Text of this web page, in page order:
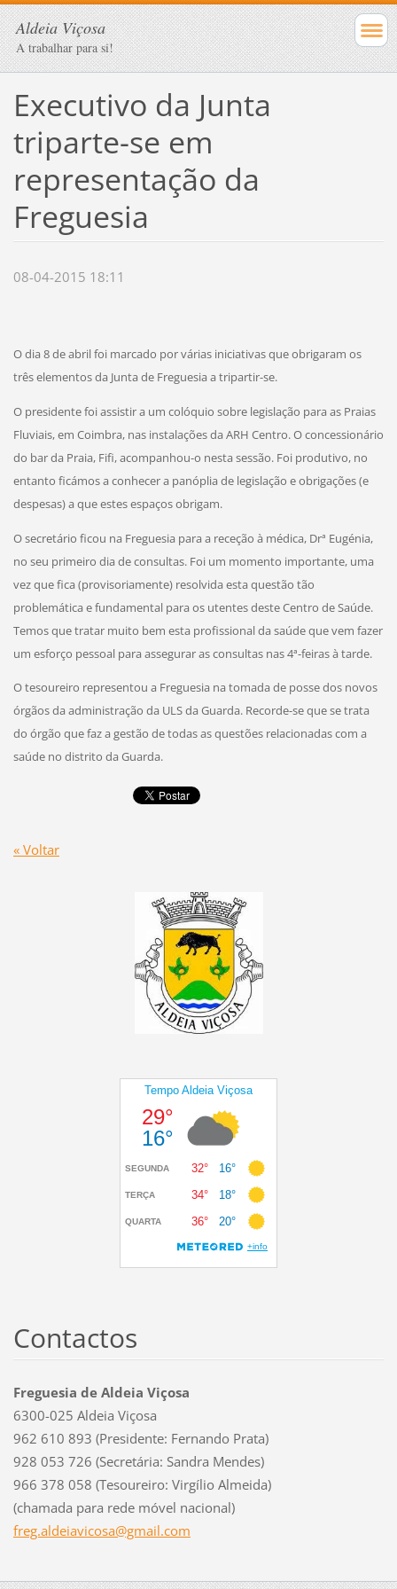
Aldeia Viçosa
A trabalhar para si!
Executivo da Junta
triparte-se em
representação da
Freguesia
08-04-2015 18:11
O dia 8 de abril foi marcado por várias iniciativas que obrigaram os
três elementos da Junta de Freguesia a tripartir-se.
O presidente foi assistir a um colóquio sobre legislação para as Praias
Fluviais, em Coimbra, nas instalações da ARH Centro. O concessionário
do bar da Praia, Fifi, acompanhou-o nesta sessão. Foi produtivo, no
entanto ficámos a conhecer a panóplia de legislação e obrigações (e
despesas) a que estes espaços obrigam.
O secretário ficou na Freguesia para a receção à médica, Drª Eugénia,
no seu primeiro dia de consultas. Foi um momento importante, uma
vez que fica (provisoriamente) resolvida esta questão tão
problemática e fundamental para os utentes deste Centro de Saúde.
Temos que tratar muito bem esta profissional da saúde que vem fazer
um esforço pessoal para assegurar as consultas nas 4ª-feiras à tarde.
O tesoureiro representou a Freguesia na tomada de posse dos novos
órgãos da administração da ULS da Guarda. Recorde-se que se trata
do órgão que faz a gestão de todas as questões relacionadas com a
saúde no distrito da Guarda.
« Voltar
Contactos
Freguesia de Aldeia Viçosa
6300-025 Aldeia Viçosa
962 610 893 (Presidente: Fernando Prata)
928 053 726 (Secretária: Sandra Mendes)
966 378 058 (Tesoureiro: Virgílio Almeida)
(chamada para rede móvel nacional)
freg.aldeiavicosa@gmail.com